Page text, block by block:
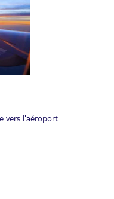
vers l'aéroport.